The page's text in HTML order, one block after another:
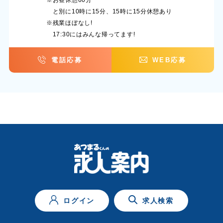
と別に10時に15分、15時に15分休憩あり
※残業ほぼなし!
17:30にはみんな帰ってます!
電話応募 WEB応募
ログイン 求人検索